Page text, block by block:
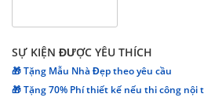
SỰ KIỆN ĐƯỢC YÊU THÍCH
🎁 Tặng Mẫu Nhà Đẹp theo yêu cầu
🎁 Tặng 70% Phí thiết kế nếu thi công nội